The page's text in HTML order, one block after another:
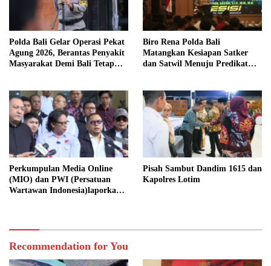
Polda Bali Gelar Operasi Pekat
Agung 2026, Berantas Penyakit
Masyarakat Demi Bali Tetap
Biro Rena Polda Bali
Matangkan Kesiapan Satker
dan Satwil Menuju Predikat
Perkumpulan Media Online
(MIO) dan PWI (Persatuan
Wartawan Indonesia)laporkan
Pisah Sambut Dandim 1615 dan
Kapolres Lotim
Recommendation for You